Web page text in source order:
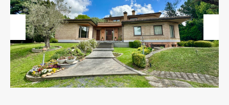
Previous Next